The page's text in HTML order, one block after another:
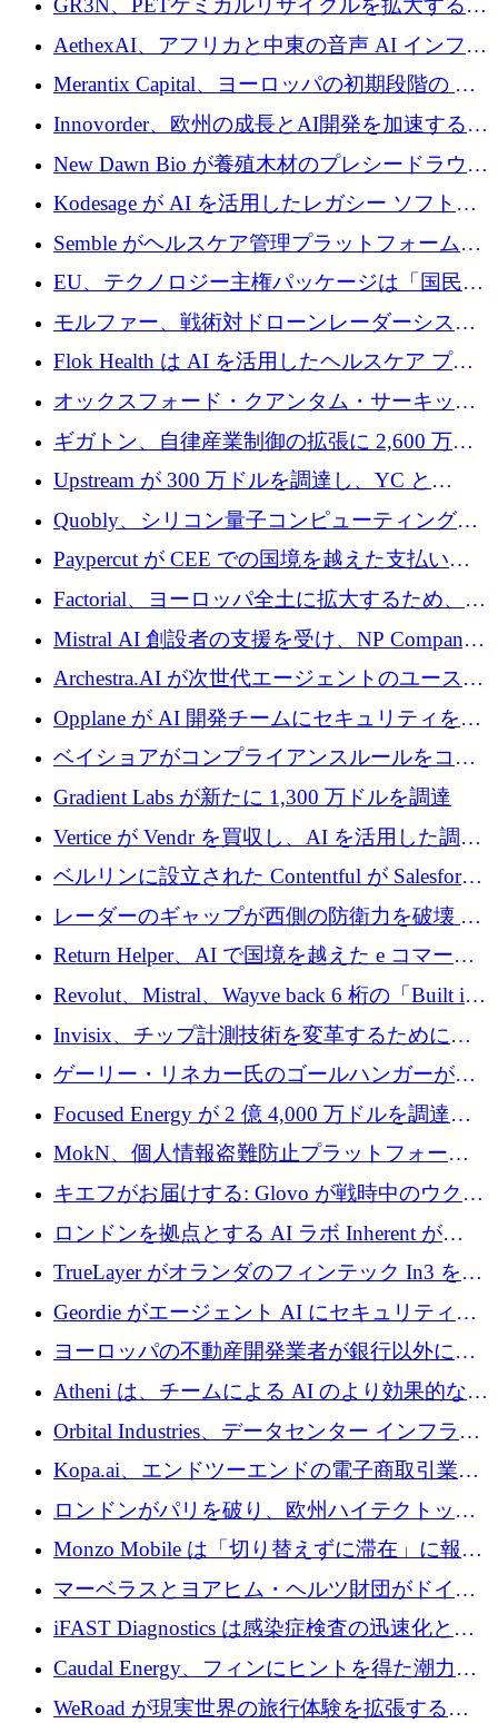
上げ
を構築
GR3N、PETケミカルリサイクルを拡大するた
めにシリーズBで1,550万ユーロを調達
AethexAI、アフリカと中東の音声 AI インフラ
ストラクチャを構築するために 300 万ドルを
Merantix Capital、ヨーロッパの初期段階の AI
スタートアップ向けに 1 億 300 万ユーロのフ
ァンドを立ち上げる
Innovorder、欧州の成長とAI開発を加速するた
めに2,000万ユーロを確保
New Dawn Bio が養殖木材のプレシードラウン
ドで 210 万ユーロを調達
Kodesage が AI を活用したレガシー ソフトウ
ェアの最新化のために 660 万ドルを調達
Semble がヘルスケア管理プラットフォームを
拡大するためにシリーズ C で 3,000 万ポンド
を調達
EU、テクノロジー主権パッケージは「国民の
保護」に関するものだと発言
モルファー、戦術対ドローンレーダーシステ
ムを最前線に近づけるために150万ユーロを調
Flok Health は AI を活用したヘルスケア プラ
ットフォームの成長に 1,250 万ドルを投資
オックスフォード・クアンタム・サーキット
が「成人向け」2億6,000万ポンドの資金調達
ラウンドを獲得
ギガトン、自律産業制御の拡張に 2,600 万ド
ルを調達
Upstream が 300 万ドルを調達し、YC と
Xavier Niel が支援する共同 AI 受信箱を立ち上
げる
Quobly、シリコン量子コンピューティングの
商用化のためにシリーズ A で 1 億 1,500 万ユ
ーロを調達
Paypercut が CEE での国境を越えた支払いを
拡大するために 500 万ユーロを確保
Factorial、ヨーロッパ全土に拡大するため、25
億ドルの評価額で1億5,000万ドルのシリーズD
Mistral AI 創設者の支援を受け、NP Company
がエンジニアリング向け AI を推進するために
600 万ユーロのプレシードを確保
Archestra.AI が次世代エージェントのユースケ
ースを実現するために 1,000 万ドルを調達
Opplane が AI 開発チームにセキュリティをも
たらすために 450 万ユーロを調達
ベイショアがコンプライアンスルールをコー
ド化するために800万ドルを調達
Gradient Labs が新たに 1,300 万ドルを調達
Vertice が Vendr を買収し、AI を活用した調達
インテリジェンス プラットフォームを構築
ベルリンに設立された Contentful が Salesforce
に買収される
レーダーのギャップが西側の防衛力を破壊 —
そしてベルリンのチップスタートアップがそ
れを埋める
Return Helper、AI で国境を越えた e コマース
の返品を利益に変えるシリーズ A で 400 万ド
ルを調達
Revolut、Mistral、Wayve back 6 桁の「Built in
Europe」キャンペーン
Invisix、チップ計測技術を変革するために
2,000 万ユーロのシードラウンドを完了
ゲーリー・リネカー氏のゴールハンガーがVC
事業を開始
Focused Energy が 2 億 4,000 万ドルを調達、
TrueLayer が In3 を買収、ロンドンが首位の座
を奪還
MokN、個人情報盗難防止プラットフォーム
の成長のためにシリーズ A で 1,500 万ドルを
調達
キエフがお届けする: Glovo が戦時中のウクラ
イナで最も急速に成長する市場の 1 つをどの
ように拡大したか
ロンドンを拠点とする AI ラボ Inherent が
5,000 万ドルの資金調達でステルスから浮上
TrueLayer がオランダのフィンテック In3 を買
収、チェックアウト時にクレジットを提供
Geordie がエージェント AI にセキュリティと
ガバナンスをもたらすために 3,000 万ドルを
ヨーロッパの不動産開発業者が銀行以外にも
目を向けているため、InRentoの資金調達額は
1億ユーロを突破
Atheni は、チームによる AI のより効果的な使
用を支援するために 35 万ポンドを確保
Orbital Industries、データセンター インフラス
トラクチャ システムの拡張に 5,000 万ドルを
確保
Kopa.ai、エンドツーエンドの電子商取引業務
用の AI エージェントを構築するために 200
万ユーロを調達
ロンドンがパリを破り、欧州ハイテクトップ
の座を奪還
Monzo Mobile は「切り替えずに滞在」に報酬
を与える
マーベラスとヨアヒム・ヘルツ財団がドイツ
の商業化ギャップを埋めるために2,000万ユー
ロのディープテック基金を立ち上げる
iFAST Diagnostics は感染症検査の迅速化と抗
菌薬耐性への取り組みに 500 万ポンドを寄付
Caudal Energy、フィンにヒントを得た潮力発
電技術の規模拡大に向けて 430 万ポンドを調
WeRoad が現実世界の旅行体験を拡張するた